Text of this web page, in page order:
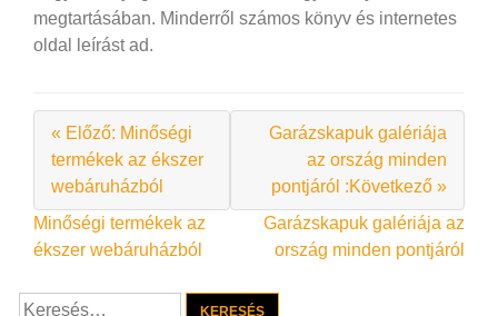
megtartásában. Minderről számos könyv és internetes
oldal leírást ad.
« Előző: Minőségi
termékek az ékszer
webáruházból
Garázskapuk galériája
az ország minden
pontjáról :Következő »
Bejegyzés
navigáció
Minőségi termékek az
ékszer webáruházból
Garázskapuk galériája az
ország minden pontjáról
Keresés: